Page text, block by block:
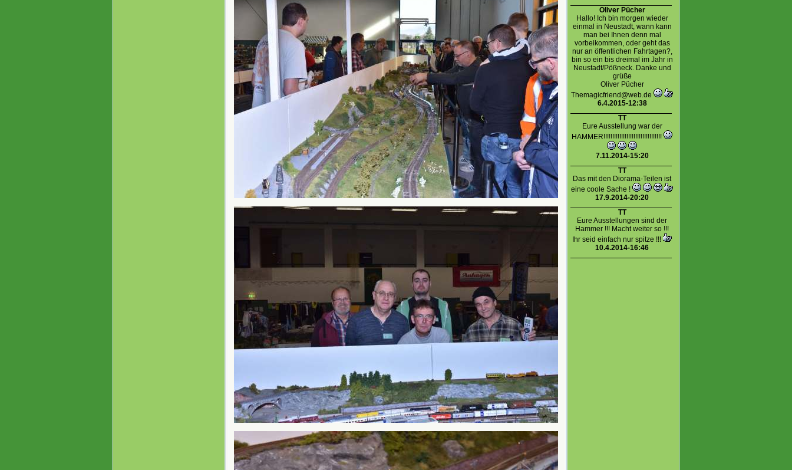
Oliver Pücher
Hallo! Ich bin morgen wieder
einmal in Neustadt, wann kann
man bei Ihnen denn mal
vorbeikommen, oder geht das
nur an öffentlichen Fahrtagen?,
bin so ein bis dreimal im Jahr in
Neustadt/Pößneck. Danke und
grüße
Oliver Pücher
Themagicfriend@web.de
6.4.2015-12:38
TT
Eure Ausstellung war der
HAMMER!!!!!!!!!!!!!!!!!!!!!!!!!!!!!!!!!
7.11.2014-15:20
TT
Das mit den Diorama-Teilen ist
eine coole Sache !
17.9.2014-20:20
TT
Eure Ausstellungen sind der
Hammer !!! Macht weiter so !!!
Ihr seid einfach nur spitze !!!
10.4.2014-16:46